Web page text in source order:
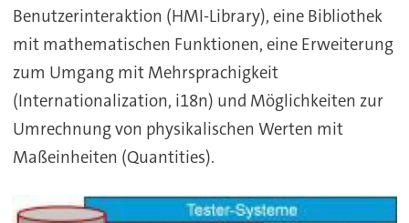
Benutzerinteraktion (HMI-Library), eine Bibliothek
mit mathematischen Funktionen, eine Erweiterung
zum Umgang mit Mehrsprachigkeit
(Internationalization, i18n) und Möglichkeiten zur
Umrechnung von physikalischen Werten mit
Maßeinheiten (Quantities).